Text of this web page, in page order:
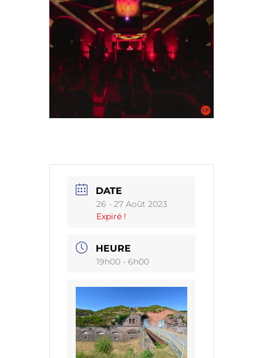
DATE
26 - 27 Août 2023
Expiré !
HEURE
19h00 - 6h00